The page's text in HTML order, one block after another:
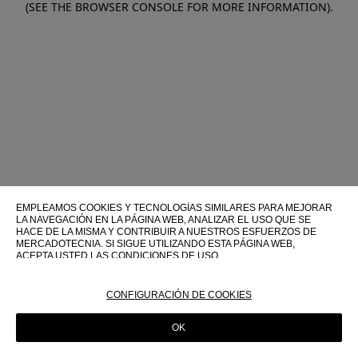
(SEE THE BROWSER CONSOLE FOR MORE INFORMATION).
EMPLEAMOS COOKIES Y TECNOLOGÍAS SIMILARES PARA MEJORAR
LA NAVEGACIÓN EN LA PÁGINA WEB, ANALIZAR EL USO QUE SE
HACE DE LA MISMA Y CONTRIBUIR A NUESTROS ESFUERZOS DE
MERCADOTECNIA. SI SIGUE UTILIZANDO ESTA PÁGINA WEB,
ACEPTA USTED LAS CONDICIONES DE USO.
SOBRE SU USO EN ESTA PÁGINA WEB, CONSULTE NUESTRA
CONFIGURACIÓN DE COOKIES
OK